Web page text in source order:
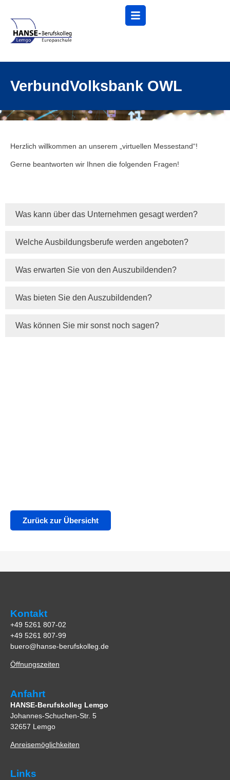
Menü
VerbundVolksbank OWL
Herzlich willkommen an unserem „virtuellen Messestand“!
Gerne beantworten wir Ihnen die folgenden Fragen!
Was kann über das Unternehmen gesagt werden?
Welche Ausbildungsberufe werden angeboten?
Was erwarten Sie von den Auszubildenden?
Was bieten Sie den Auszubildenden?
Was können Sie mir sonst noch sagen?
Zurück zur Übersicht
Kontakt
+49 5261 807-02
+49 5261 807-99
buero@hanse-berufskolleg.de
Öffnungszeiten
Anfahrt
HANSE-Berufskolleg Lemgo
Johannes-Schuchen-Str. 5
32657 Lemgo
Anreisemöglichkeiten
Links